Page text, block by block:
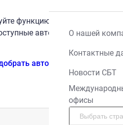
О нашей
Контактные
Новости СБТ
офисы
функцию поиска, чтобы
автомобили.
автомобиль